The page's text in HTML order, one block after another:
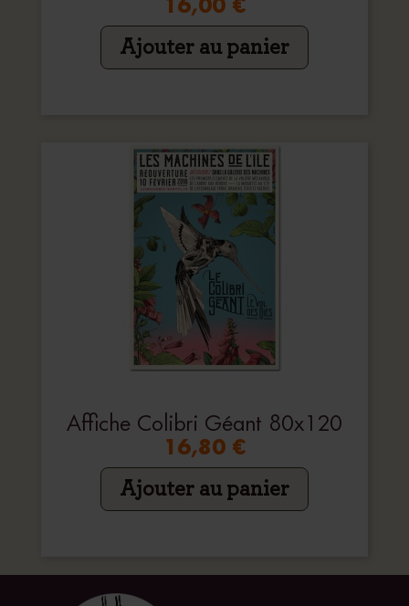
16,00 €
Ajouter au panier
Affiche Colibri Géant 80x120
16,80 €
Ajouter au panier